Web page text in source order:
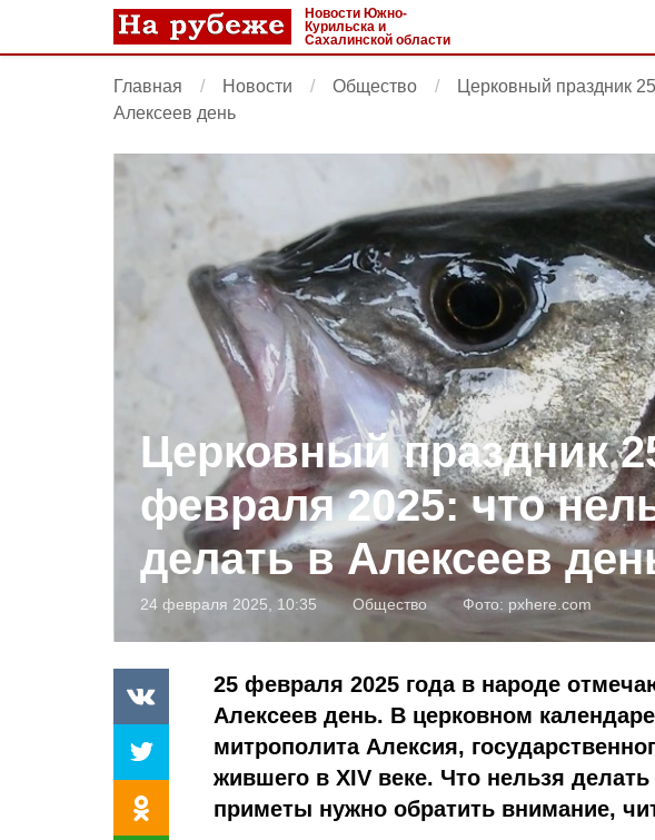
Новости Южно-
Курильска и
Сахалинской области
Главная Новости Общество
Церковный праздник
Алексеев день
Церковный праздник
февраля 2025: что
делать в Алексеев
24 февраля 2025, 10:35 Общество Фото: pxhere.com
25 февраля 2025 года в народе
Алексеев день. В церковном
митрополита Алексия,
жившего в XIV веке. Что нельзя делать
приметы нужно обратить внимание,